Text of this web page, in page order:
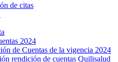
de citas
2024
de Cuentas de la vigencia 2024
rendición de cuentas Quilisalud